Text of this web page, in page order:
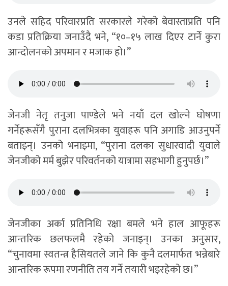
उनले सहिद परिवारप्रति सरकारले गरेको बेवास्ताप्रति पनि
कडा प्रतिक्रिया जनाउँदै भने, “१०–१५ लाख दिएर टार्ने कुरा
आन्दोलनको अपमान र मजाक हो।”
जेनजी नेतृ तनुजा पाण्डेले भने नयाँ दल खोल्ने घोषणा
गर्नेहरूसँगै पुराना दलभित्रका युवाहरू पनि अगाडि आउनुपर्ने
बताइन्। उनको भनाइमा, “पुराना दलका सुधारवादी युवाले
जेनजीको मर्म बुझेर परिवर्तनको यात्रामा सहभागी हुनुपर्छ।”
जेनजीका अर्का प्रतिनिधि रक्षा बमले भने हाल आफूहरू
आन्तरिक छलफलमै रहेको जनाइन्। उनका अनुसार,
“चुनावमा स्वतन्त्र हैसियतले जाने कि कुनै दलमार्फत भन्नेबारे
आन्तरिक रूपमा रणनीति तय गर्ने तयारी भइरहेको छ।”